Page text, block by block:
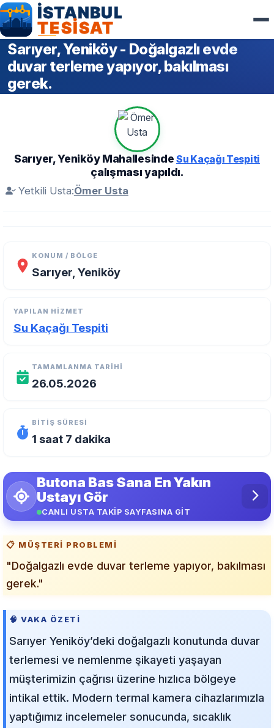
Sarıyer, Yeniköy - Doğalgazlı evde
duvar terleme yapıyor, bakılması
gerek.
Sarıyer, Yeniköy MahallesindeSu Kaçağı Tespiti
çalışması yapıldı.
Yetkili Usta:Ömer Usta
KONUM / BÖLGE
Sarıyer, Yeniköy
YAPILAN HIZMET
Su Kaçağı Tespiti
TAMAMLANMA TARIHI
26.05.2026
BITIŞ SÜRESI
1 saat 7 dakika
Butona Bas Sana En Yakın
Ustayı Gör
CANLI USTA TAKİP SAYFASINA GİT
📋 MÜŞTERI PROBLEMI
"Doğalgazlı evde duvar terleme yapıyor, bakılması
gerek."
🧠 VAKA ÖZETI
Sarıyer Yeniköy’deki doğalgazlı konutunda duvar
terlemesi ve nemlenme şikayeti yaşayan
müşterimizin çağrısı üzerine hızlıca bölgeye
intikal ettik. Modern termal kamera cihazlarımızla
yaptığımız incelemeler sonucunda, sıcaklık